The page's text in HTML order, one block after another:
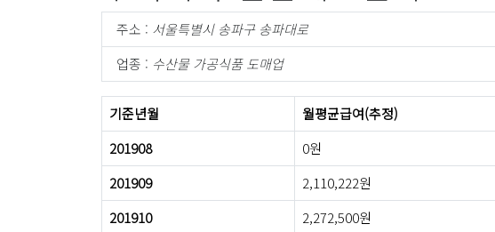
주소 : 서울특별시 송파구 송파대로
업종 : 수산물 가공식품 도매업
기준년월 월평균급여(추정)
201908
0원
201909
2,110,222원
201910
2,272,500원